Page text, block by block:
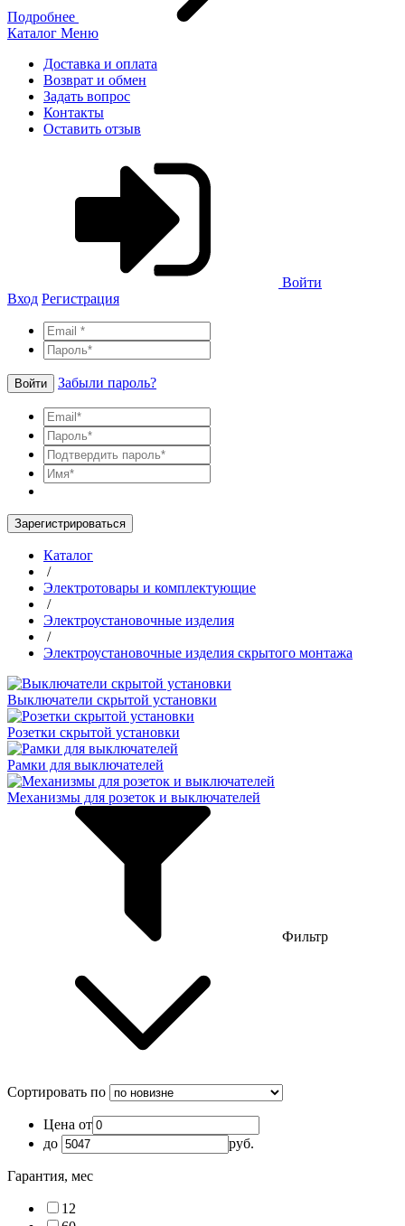
Подробнее
Каталог Меню
Доставка и оплата
Возврат и обмен
Задать вопрос
Контакты
Оставить отзыв
Войти
Вход Регистрация
Войти Забыли пароль?
Зарегистрироваться
Каталог
/
Электротовары и комплектующие
/
Электроустановочные изделия
/
Электроустановочные изделия скрытого монтажа
Выключатели скрытой установки
Розетки скрытой установки
Рамки для выключателей
Механизмы для розеток и выключателей
Фильтр
Сортировать по
Цена от
до
руб.
Гарантия, мес
12